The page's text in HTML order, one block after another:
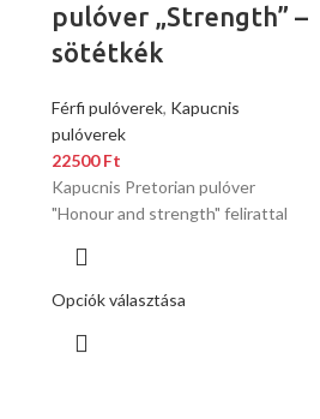
pulóver „Strength” –
sötétkék
Férfi pulóverek, Kapucnis
pulóverek
22500Ft
Kapucnis Pretorian pulóver
"Honour and strength" felirattal
Opciók választása